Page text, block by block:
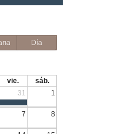
Día
vie.
sáb.
31 1
7 8